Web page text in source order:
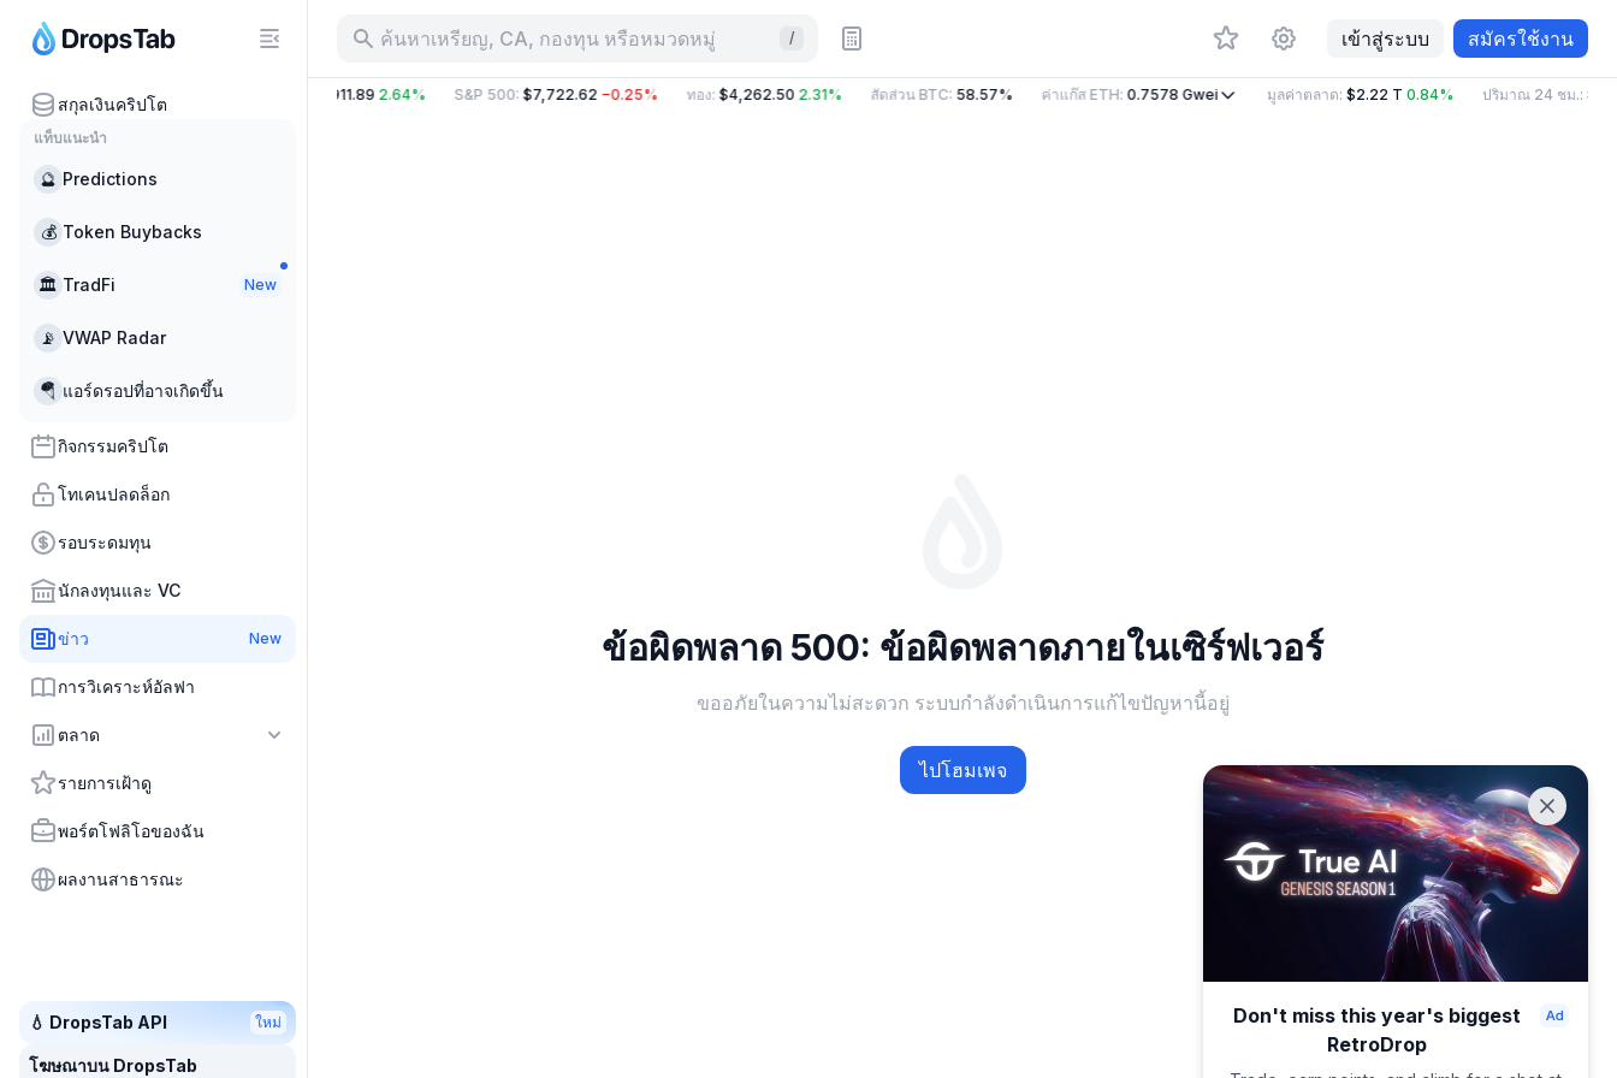
สกุลเงินคริปโต
แท็บแนะนำ
🔮 Predictions
💰 Token Buybacks
🏛 TradFi New
📡 VWAP Radar
🪂 แอร์ดรอปที่อาจเกิดขึ้น
กิจกรรมคริปโต
โทเคนปลดล็อก
รอบระดมทุน
นักลงทุนและ VC
ข่าว New
การวิเคราะห์อัลฟา
ตลาด
รายการเฝ้าดู
พอร์ตโฟลิโอของฉัน
ผลงานสาธารณะ
💧 DropsTab API ใหม่
โฆษณาบน DropsTab
ค้นหาเหรียญ, CA, กองทุน หรือหมวดหมู่ / เข้าสู่ระบบ สมัครใช้งาน
BTC: $64,876.64 $1,911.89 2.64% S&P 500:$7,722.62 −0.25% ทอง:$4,262.50 2.31% สัดส่วน BTC:58.57% ค่าแก๊ส ETH:0.7578Gwei มูลค่าตลาด:$2.22 T 0.84% ปริมาณ 24 ชม.:
ข้อผิดพลาด 500: ข้อผิดพลาดภายในเซิร์ฟเวอร์
ขออภัยในความไม่สะดวก ระบบกำลังดำเนินการแก้ไขปัญหานี้อยู่
ไปโฮมเพจ
Don't miss this year's biggest
RetroDrop